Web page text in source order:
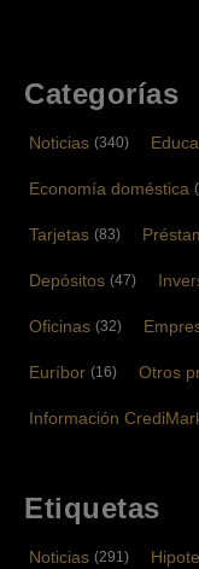
Categorías
Noticias (340)
Economía doméstica
Tarjetas (83)
Depósitos (47)
Oficinas (32)
Euríbor (16) Otros
Información
Etiquetas
Noticias (291)